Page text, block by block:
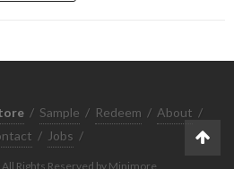
/ Sample / Redeem / About /
/ Jobs /
Rights Reserved by Minimore